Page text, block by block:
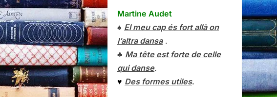
Martine Audet
♠ El meu cap és fort allà on
l’altra dansa.
♣ Ma tête est forte de celle
qui danse.
♥ Des formes utiles.